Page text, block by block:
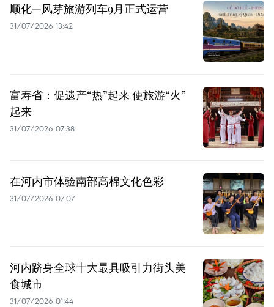
顺化—风芽旅游列车9月正式运营
31/07/2026 13:42
富寿省：促遗产“热”起来 使旅游“火”
起来
31/07/2026 07:38
在河内市体验南部高棉文化色彩
31/07/2026 07:07
河内跻身全球十大最具吸引力街头美
食城市
31/07/2026 01:44